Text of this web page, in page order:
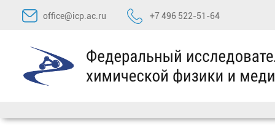
Перейти
содержимому
office@icp.ac.ru +7 496 522-51-64